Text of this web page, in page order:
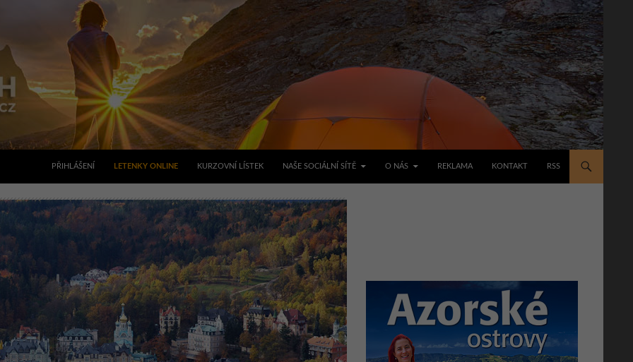
PŘIHLÁŠENÍ LETENKY ONLINE KURZOVNÍ LÍSTEK NAŠE SOCIÁLNÍ SÍTĚ O NÁS REKLAMA KONTAKT RSS